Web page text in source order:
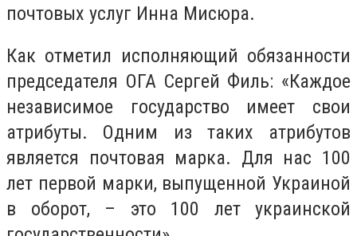
почтовых услуг Инна Мисюра.
Как отметил исполняющий обязанности
председателя ОГА Сергей Филь: «Каждое
независимое государство имеет свои
атрибуты. Одним из таких атрибутов
является почтовая марка. Для нас 100
лет первой марки, выпущенной Украиной
в оборот, – это 100 лет украинской